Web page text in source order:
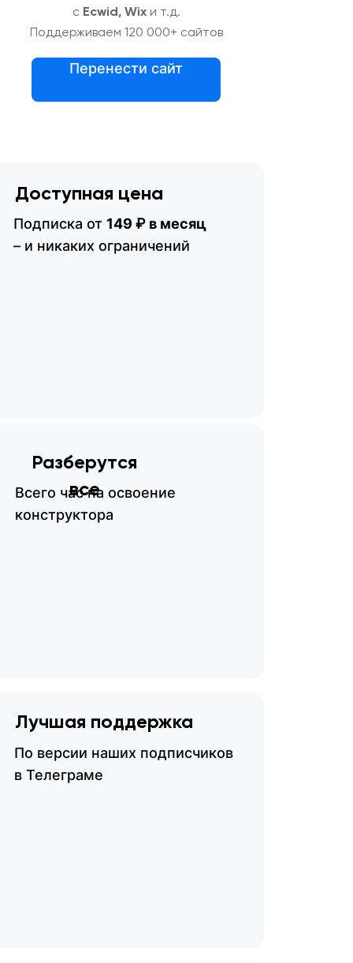
с Ecwid, Wixи т.д.
Поддерживаем 120 000+ сайтов
Перенести сайт
Всего час на освоение
конструктора
По версии наших подписчиков
в Телеграме
Подписка от 149 ₽ в месяц
– и никаких ограничений
Разберутся
все
Доступная цена
Лучшая поддержка